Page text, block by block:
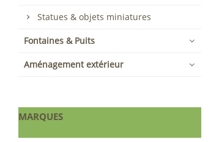
Statues & objets miniatures
Fontaines & Puits
Aménagement extérieur
MARQUES